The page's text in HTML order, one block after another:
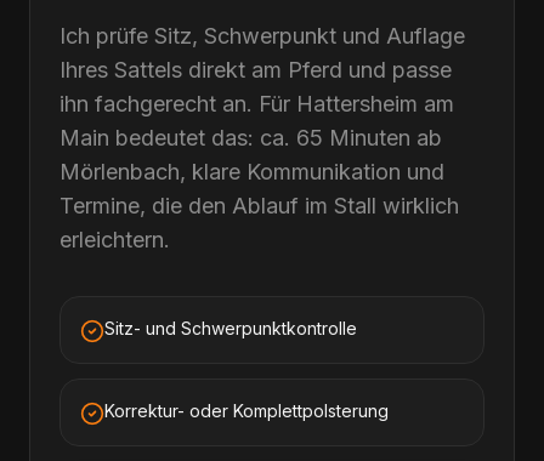
Ich prüfe Sitz, Schwerpunkt und Auflage
Ihres Sattels direkt am Pferd und passe
ihn fachgerecht an. Für Hattersheim am
Main bedeutet das: ca. 65 Minuten ab
Mörlenbach, klare Kommunikation und
Termine, die den Ablauf im Stall wirklich
erleichtern.
Sitz- und Schwerpunktkontrolle
Korrektur- oder Komplettpolsterung